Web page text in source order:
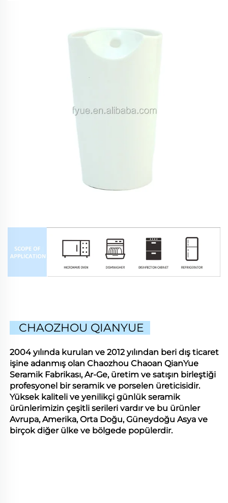
CHAOZHOU QIANYUE
2004 yılında kurulan ve 2012 yılından beri dış ticaret
işine adanmış olan Chaozhou Chaoan QianYue
Seramik Fabrikası, Ar-Ge, üretim ve satışın birleştiği
profesyonel bir seramik ve porselen üreticisidir.
Yüksek kaliteli ve yenilikçi günlük seramik
ürünlerimizin çeşitli serileri vardır ve bu ürünler
Avrupa, Amerika, Orta Doğu, Güneydoğu Asya ve
birçok diğer ülke ve bölgede popülerdir.